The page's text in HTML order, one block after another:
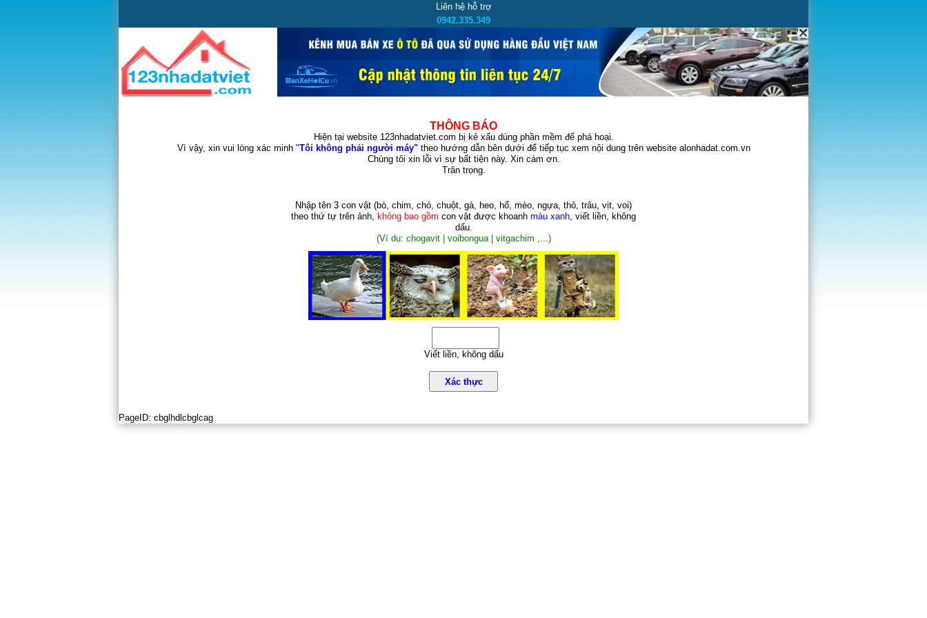
Liên hệ hỗ trợ
0942.335.349
THÔNG BÁO
Hiện tại website 123nhadatviet.com bị kẻ xấu dùng phần mềm để phá hoại.
Vì vậy, xin vui lòng xác minh "Tôi không phải người máy"theo hướng dẫn bên dưới để tiếp tục xem nội dung trên website alonhadat.com.vn
Chúng tôi xin lỗi vì sự bất tiện này. Xin cám ơn.
Trân trọng.
Nhập tên 3 con vật (bò, chim, chó, chuột, gà, heo, hổ, mèo, ngựa, thỏ, trâu, vịt, voi)
theo thứ tự trên ảnh, không bao gồm con vật được khoanh màu xanh, viết liền, không
dấu.
(Ví dụ: chogavit | voibongua | vitgachim ,...)
Viết liền, không dấu
Xác thực
PageID: cbglhdlcbglcag